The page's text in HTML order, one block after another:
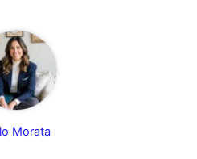
Morata